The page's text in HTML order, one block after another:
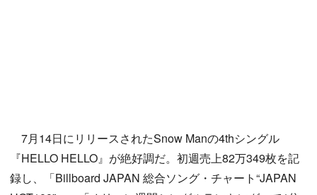
7月14日にリリースされたSnow Manの4thシングル
『HELLO HELLO』が絶好調だ。初週売上82万349枚を記
録し、「Billboard JAPAN 総合ソング・チャート“JAPAN